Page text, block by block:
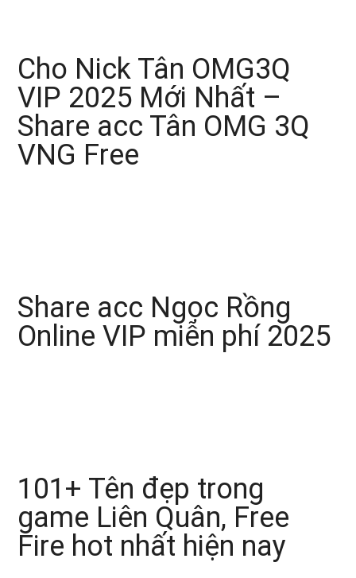
Cho Nick Tân OMG3Q
VIP 2025 Mới Nhất –
Share acc Tân OMG 3Q
VNG Free
Share acc Ngọc Rồng
Online VIP miễn phí 2025
101+ Tên đẹp trong
game Liên Quân, Free
Fire hot nhất hiện nay